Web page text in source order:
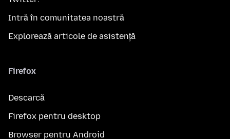
Intră în comunitatea noastră
Explorează articole de asistență
Firefox
Descarcă
Firefox pentru desktop
Browser pentru Android